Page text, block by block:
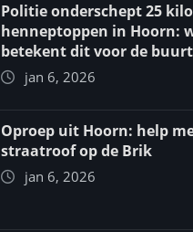
Politie onderschept 25 kilo
henneptoppen in Hoorn:
betekent dit voor de
jan 6, 2026
Oproep uit Hoorn: help
straatroof op de Brik
jan 6, 2026